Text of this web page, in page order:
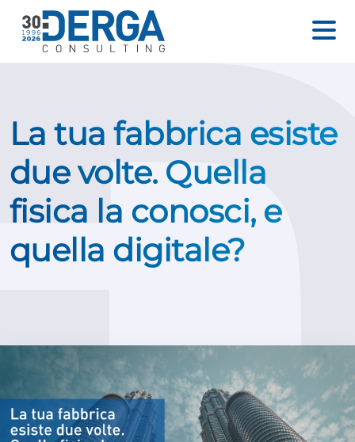
La tua fabbrica esiste
due volte. Quella
fisica la conosci, e
quella digitale?